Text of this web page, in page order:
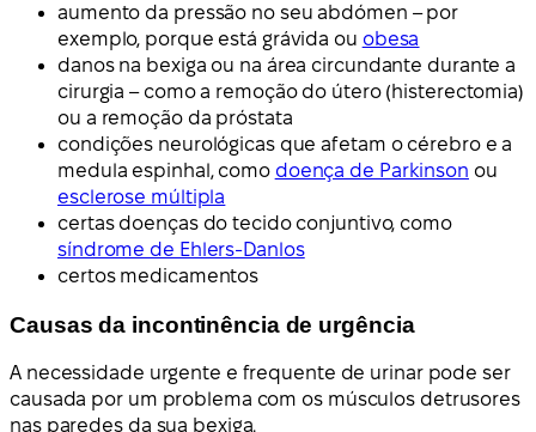
aumento da pressão no seu abdómen – por
exemplo, porque está grávida ou obesa
danos na bexiga ou na área circundante durante a
cirurgia – como a remoção do útero (histerectomia)
ou a remoção da próstata
condições neurológicas que afetam o cérebro e a
medula espinhal, como doença de Parkinson ou
esclerose múltipla
certas doenças do tecido conjuntivo, como
síndrome de Ehlers-Danlos
certos medicamentos
Causas da incontinência de urgência
A necessidade urgente e frequente de urinar pode ser
causada por um problema com os músculos detrusores
nas paredes da sua bexiga.